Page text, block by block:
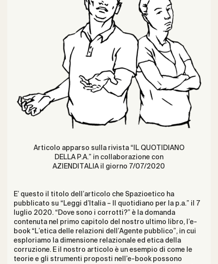
Articolo apparso sulla rivista “IL QUOTIDIANO
DELLA P.A.” in collaborazione con
AZIENDITALIA il giorno 7/07/2020
E’ questo il titolo dell’articolo che Spazioetico ha
pubblicato su “Leggi d’Italia – Il quotidiano per la p.a.” il 7
luglio 2020. “Dove sono i corrotti?” è la domanda
contenuta nel primo capitolo del nostro ultimo libro, l’e-
book “L’etica delle relazioni dell’Agente pubblico”, in cui
esploriamo la dimensione relazionale ed etica della
corruzione. E il nostro articolo è un esempio di come le
teorie e gli strumenti proposti nell’e-book possono